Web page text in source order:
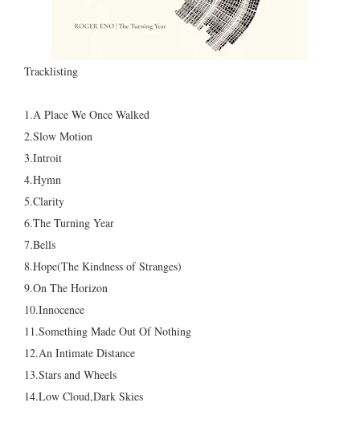
Tracklisting
1.A Place We Once Walked
2.Slow Motion
3.Introit
4.Hymn
5.Clarity
6.The Turning Year
7.Bells
8.Hope(The Kindness of Stranges)
9.On The Horizon
10.Innocence
11.Something Made Out Of Nothing
12.An Intimate Distance
13.Stars and Wheels
14.Low Cloud,Dark Skies